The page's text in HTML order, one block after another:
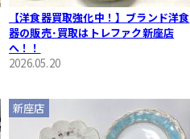
【洋食器買取強化中！】ブランド洋食
器の販売･買取はトレファク新座店
へ！！
2026.05.20
新座店